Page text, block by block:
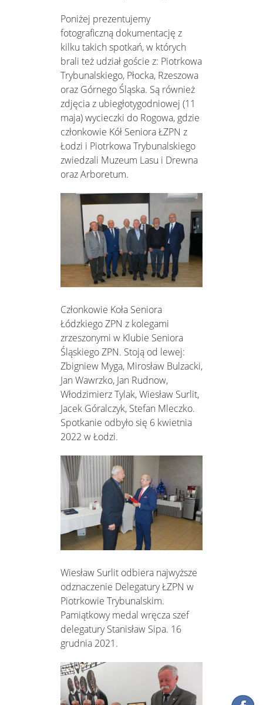
Poniżej prezentujemy
fotograficzną dokumentację z
kilku takich spotkań, w których
brali też udział goście z: Piotrkowa
Trybunalskiego, Płocka, Rzeszowa
oraz Górnego Śląska. Są również
zdjęcia z ubiegłotygodniowej (11
maja) wycieczki do Rogowa, gdzie
członkowie Kół Seniora ŁZPN z
Łodzi i Piotrkowa Trybunalskiego
zwiedzali Muzeum Lasu i Drewna
oraz Arboretum.
Członkowie Koła Seniora
Łódzkiego ZPN z kolegami
zrzeszonymi w Klubie Seniora
Śląskiego ZPN. Stoją od lewej:
Zbigniew Myga, Mirosław Bulzacki,
Jan Wawrzko, Jan Rudnow,
Włodzimierz Tylak, Wiesław Surlit,
Jacek Góralczyk, Stefan Mleczko.
Spotkanie odbyło się 6 kwietnia
2022 w Łodzi.
Wiesław Surlit odbiera najwyższe
odznaczenie Delegatury ŁZPN w
Piotrkowie Trybunalskim.
Pamiątkowy medal wręcza szef
delegatury Stanisław Sipa. 16
grudnia 2021.